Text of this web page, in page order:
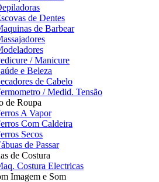
de Dentes
de Barbear
/ Manicure
e Beleza
de Cabelo
/ Medid. Tensão
de Roupa
A Vapor
Com Caldeira
Secos
de Passar
de Costura
Costura Electricas
Imagem e Som